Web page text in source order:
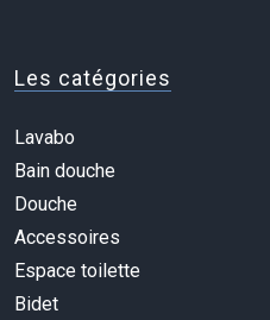
Les catégories
Lavabo
Bain douche
Douche
Accessoires
Espace toilette
Bidet